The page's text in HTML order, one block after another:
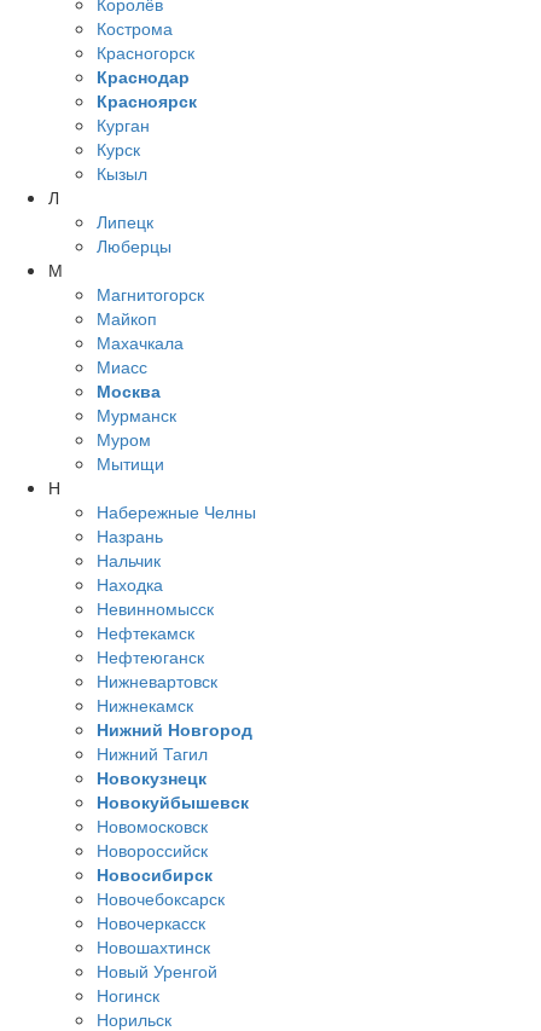
Кострома
Красногорск
Краснодар
Красноярск
Курган
Курск
Кызыл
Л
Липецк
Люберцы
М
Магнитогорск
Майкоп
Махачкала
Миасс
Москва
Мурманск
Муром
Мытищи
Н
Набережные Челны
Назрань
Нальчик
Находка
Невинномысск
Нефтекамск
Нефтеюганск
Нижневартовск
Нижнекамск
Нижний Новгород
Нижний Тагил
Новокузнецк
Новокуйбышевск
Новомосковск
Новороссийск
Новосибирск
Новочебоксарск
Новочеркасск
Новошахтинск
Новый Уренгой
Ногинск
Норильск